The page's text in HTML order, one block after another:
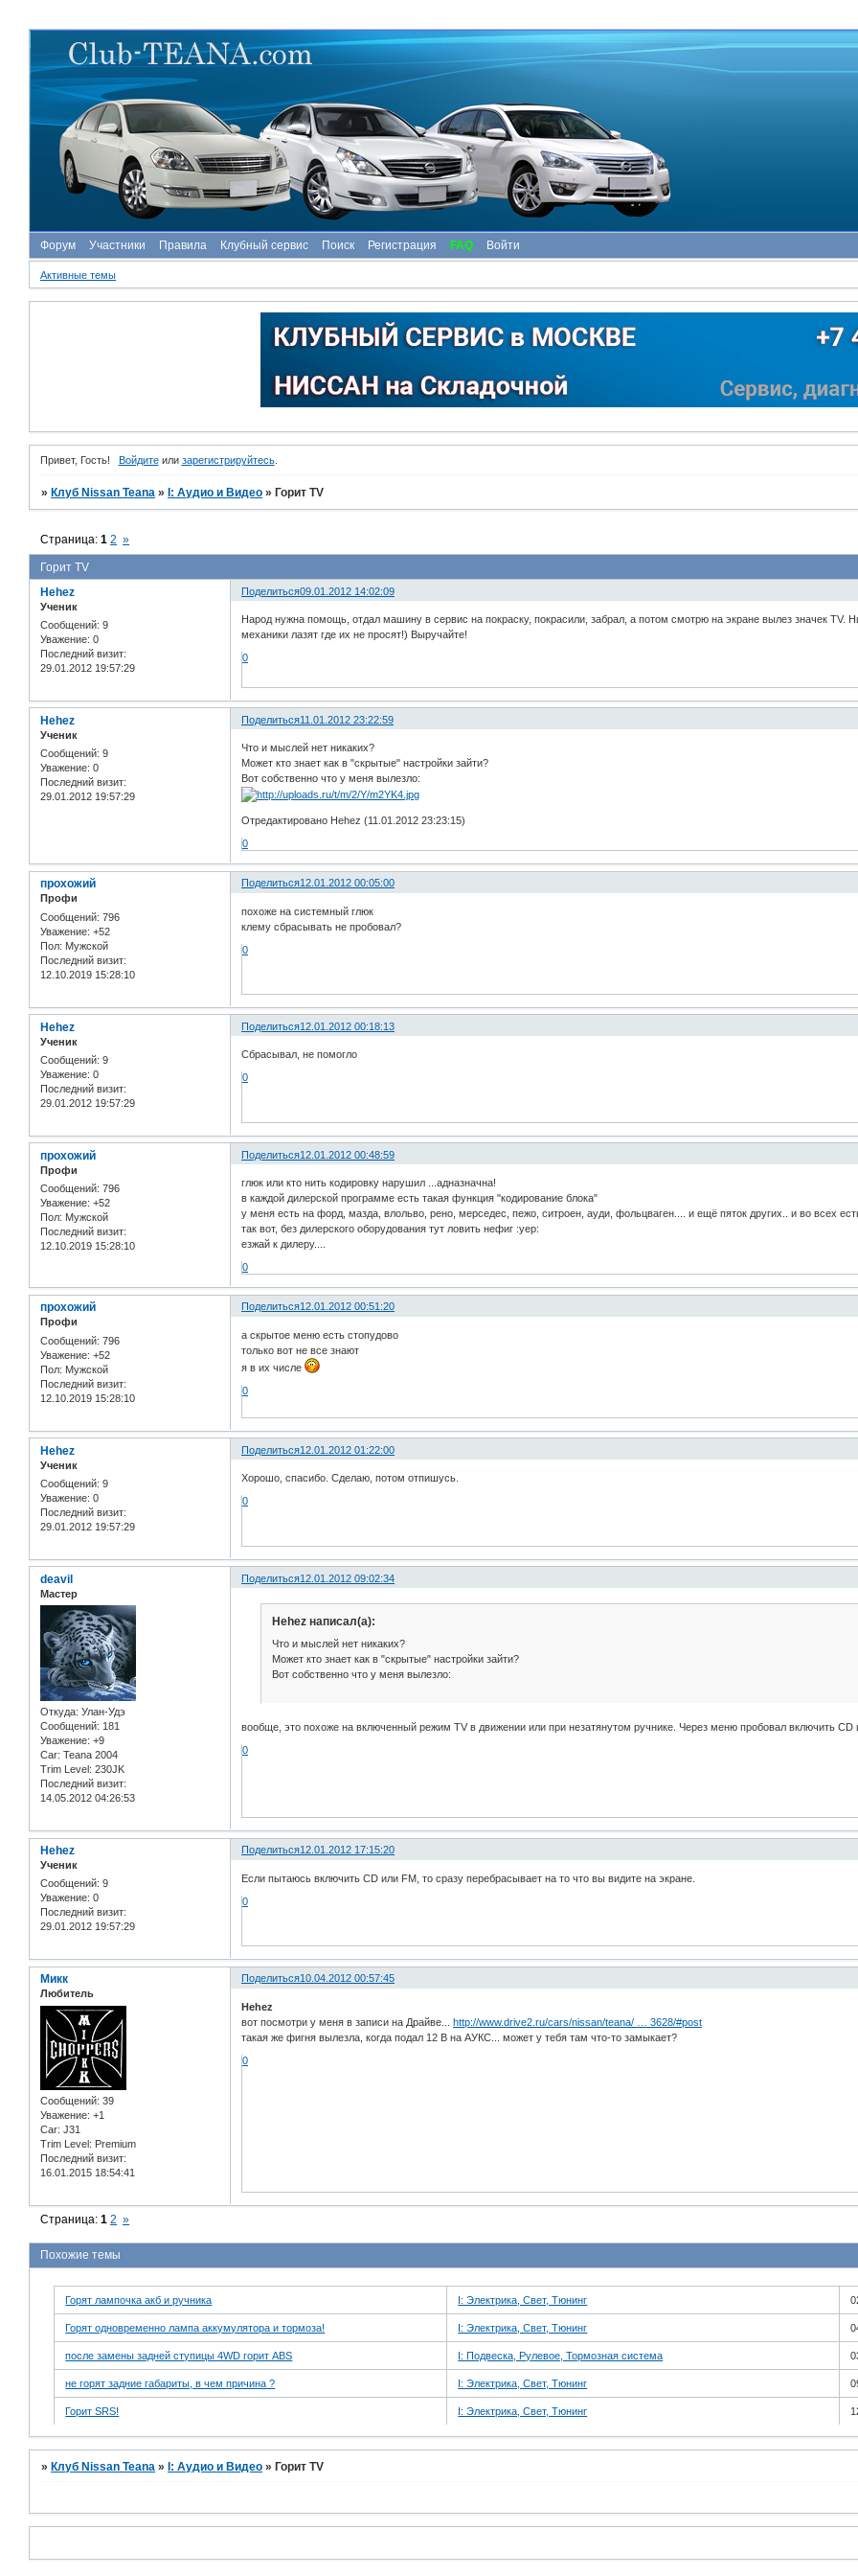
Форум Участники Правила Клубный сервис Поиск Регистрация FAQ Войти
Активные темы
Привет, Гость! Войдитеили зарегистрируйтесь.
» Клуб Nissan Teana » I: Аудио и Bидео » Горит TV
Горит TV
Страница:1 2 »
Поделиться09.01.2012 14:02:09
Hehez
Ученик
Сообщений: 9
Уважение: 0
Последний визит:
29.01.2012 19:57:29
Народ нужна помощь, отдал машину в сервис на покраску, покрасили, забрал, а потом смотрю на экране вылез значек TV.
механики лазят где их не просят!) Выручайте!
0
Поделиться11.01.2012 23:22:59
Hehez
Ученик
Сообщений: 9
Уважение: 0
Последний визит:
29.01.2012 19:57:29
Что и мыслей нет никаких?
Может кто знает как в "скрытые" настройки зайти?
Вот собственно что у меня вылезло:
Отредактировано Hehez (11.01.2012 23:23:15)
0
Поделиться12.01.2012 00:05:00
прохожий
Профи
Сообщений: 796
Уважение: +52
Пол: Мужской
Последний визит:
12.10.2019 15:28:10
похоже на системный глюк
клему сбрасывать не пробовал?
0
Поделиться12.01.2012 00:18:13
Hehez
Ученик
Сообщений: 9
Уважение: 0
Последний визит:
29.01.2012 19:57:29
Сбрасывал, не помогло
0
Поделиться12.01.2012 00:48:59
прохожий
Профи
Сообщений: 796
Уважение: +52
Пол: Мужской
Последний визит:
12.10.2019 15:28:10
глюк или кто нить кодировку нарушил ...адназначна!
в каждой дилерской программе есть такая функция "кодирование блока"
у меня есть на форд, мазда, влольво, рено, мерседес, пежо, ситроен, ауди, фольцваген.... и ещё пяток других.. и во всех
так вот, без дилерского оборудования тут ловить нефиг :yep:
езжай к дилеру....
0
Поделиться12.01.2012 00:51:20
прохожий
Профи
Сообщений: 796
Уважение: +52
Пол: Мужской
Последний визит:
12.10.2019 15:28:10
а скрытое меню есть стопудово
только вот не все знают
я в их числе
0
Поделиться12.01.2012 01:22:00
Hehez
Ученик
Сообщений: 9
Уважение: 0
Последний визит:
29.01.2012 19:57:29
Хорошо, спасибо. Сделаю, потом отпишусь.
0
Поделиться12.01.2012 09:02:34
deavil
Мастер
Откуда: Улан-Удэ
Сообщений: 181
Уважение: +9
Car: Teana 2004
Trim Level: 230JK
Последний визит:
14.05.2012 04:26:53
Hehez написал(а):
Что и мыслей нет никаких?
Может кто знает как в "скрытые" настройки зайти?
Вот собственно что у меня вылезло:
вообще, это похоже на включенный режим TV в движении или при незатянутом ручнике. Через меню пробовал включить CD
0
Поделиться12.01.2012 17:15:20
Hehez
Ученик
Сообщений: 9
Уважение: 0
Последний визит:
29.01.2012 19:57:29
Если пытаюсь включить CD или FM, то сразу перебрасывает на то что вы видите на экране.
0
Поделиться10.04.2012 00:57:45
Микк
Любитель
Сообщений: 39
Уважение: +1
Car: J31
Trim Level: Premium
Последний визит:
16.01.2015 18:54:41
Hehez
вот посмотри у меня в записи на Драйве...http://www.drive2.ru/cars/nissan/teana/ … 3628/#post
такая же фигня вылезла, когда подал 12 В на АУКС... может у тебя там что-то замыкает?
0
Страница:1 2 »
Похожие темы
Горят лампочка акб и ручника I: Электрика, Свет, Тюнинг
Горят одновременно лампа аккумулятора и тормоза! I: Электрика, Свет, Тюнинг
после замены задней ступицы 4WD горит ABS I: Подвеска, Рулевое, Тормозная система
не горят задние габариты, в чем причина ? I: Электрика, Свет, Тюнинг
Горит SRS! I: Электрика, Свет, Тюнинг
» Клуб Nissan Teana » I: Аудио и Bидео » Горит TV